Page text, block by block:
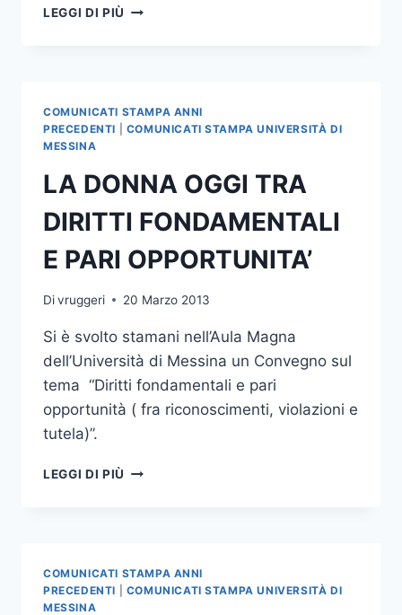
LEGGI DI PIÙ SEMINARIO
DEGLI
DEL
XXV
CICLO
DEL
DOTTORATO
IN
BIOTECNOLOGIE
CELLULARI
COMUNICATI STAMPA ANNI
PRECEDENTI
COMUNICATI STAMPA UNIVERSITÀ DI
MESSINA
LA DONNA OGGI TRA
DIRITTI FONDAMENTALI
E PARI OPPORTUNITA’
Divruggeri 20 Marzo 2013
Si è svolto stamani nell’Aula Magna
dell’Università di Messina un Convegno sul
tema “Diritti fondamentali e pari
opportunità ( fra riconoscimenti, violazioni e
tutela)”.
LEGGI DI PIÙ LA
COMUNICATI STAMPA ANNI
PRECEDENTI
COMUNICATI STAMPA UNIVERSITÀ DI
MESSINA